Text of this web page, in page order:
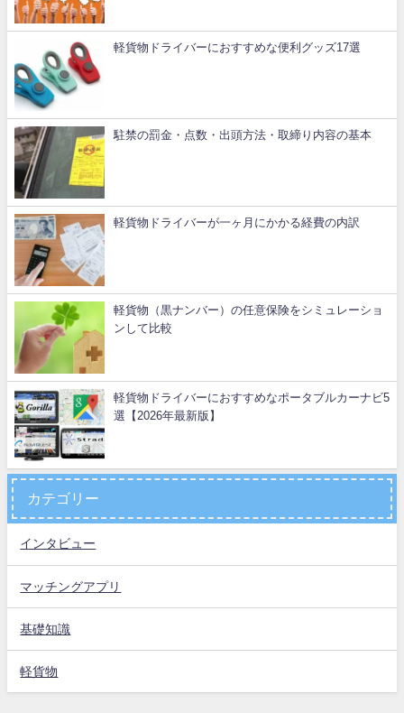
軽貨物ドライバーにおすすめな便利グッズ17選
駐禁の罰金・点数・出頭方法・取締り内容の基本
軽貨物ドライバーが一ヶ月にかかる経費の内訳
軽貨物（黒ナンバー）の任意保険をシミュレーショ
ンして比較
軽貨物ドライバーにおすすめなポータブルカーナビ5
選【2026年最新版】
カテゴリー
インタビュー
マッチングアプリ
基礎知識
軽貨物